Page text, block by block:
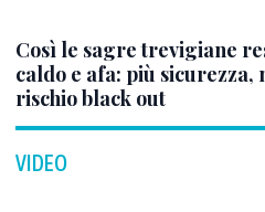
Così le sagre trevigiane
caldo e afa: più sicurezza,
rischio black out
VIDEO